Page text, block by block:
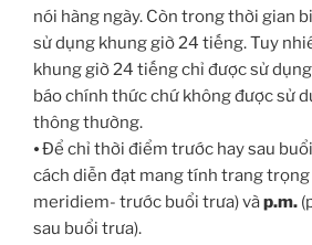
nói hàng ngày. Còn trong thời gian
sử dụng khung giờ 24 tiếng. Tuy
khung giờ 24 tiếng chỉ được sử
báo chính thức chứ không được sử
thông thường.
⦁ Để chỉ thời điểm trước hay sau
cách diễn đạt mang tính trang trọng
meridiem- trước buổi trưa) vàp.m.
sau buổi trưa).